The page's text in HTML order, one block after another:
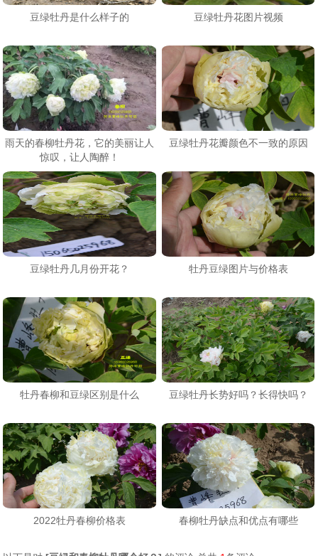
豆绿牡丹是什么样子的 豆绿牡丹花图片视频
雨天的春柳牡丹花，它的美丽让人
惊叹，让人陶醉！
豆绿牡丹花瓣颜色不一致的原因
豆绿牡丹几月份开花？ 牡丹豆绿图片与价格表
牡丹春柳和豆绿区别是什么 豆绿牡丹长势好吗？长得快吗？
2022牡丹春柳价格表 春柳牡丹缺点和优点有哪些